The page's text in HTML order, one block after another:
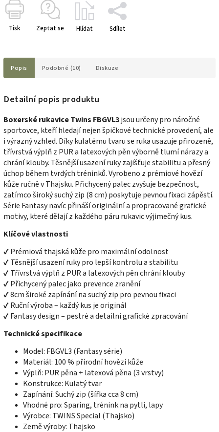
Tisk Zeptat se Hlídat Sdílet
Popis Podobné (10) Diskuze
Detailní popis produktu
Boxerské rukavice Twins FBGVL3jsou určeny pro náročné
sportovce, kteří hledají nejen špičkové technické provedení, ale
i výrazný vzhled. Díky kulatému tvaru se ruka usazuje přirozeně,
třívrstvá výplň z PUR a latexových pěn výborně tlumí nárazy a
chrání klouby. Těsnější usazení ruky zajišťuje stabilitu a přesný
úchop během tvrdých tréninků. Vyrobeno z prémiové hovězí
kůže ručně v Thajsku. Přichycený palec zvyšuje bezpečnost,
zatímco široký suchý zip (8 cm) poskytuje pevnou fixaci zápěstí.
Série Fantasy navíc přináší originální a propracované grafické
motivy, které dělají z každého páru rukavic výjimečný kus.
Klíčové vlastnosti
✔ Prémiová thajská kůže pro maximální odolnost
✔ Těsnější usazení ruky pro lepší kontrolu a stabilitu
✔ Třívrstvá výplň z PUR a latexových pěn chrání klouby
✔ Přichycený palec jako prevence zranění
✔ 8cm široké zapínání na suchý zip pro pevnou fixaci
✔ Ruční výroba – každý kus je originál
✔ Fantasy design – pestré a detailní grafické zpracování
Technické specifikace
Model: FBGVL3 (Fantasy série)
Materiál: 100 % přírodní hovězí kůže
Výplň: PUR pěna + latexová pěna (3 vrstvy)
Konstrukce: Kulatý tvar
Zapínání: Suchý zip (šířka cca 8 cm)
Vhodné pro: Sparing, trénink na pytli, lapy
Výrobce: TWINS Special (Thajsko)
Země výroby: Thajsko